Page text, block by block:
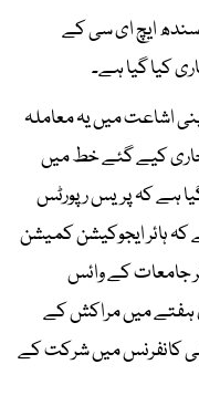
سندھ ایچ ای سی کے
کیا گیا ہے۔
اشاعت میں یہ معاملہ
جاری کیے گئے خط میں
ہے کہ پریس رپورٹس
ہائر ایجوکیشن کمیشن
جامعات کے وائس
کو جون 2025 کے آخری ہفتے میں مراکش کے
کانفرنس میں شرکت کے